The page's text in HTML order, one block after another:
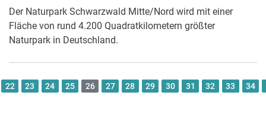
Der Naturpark Schwarzwald Mitte/Nord wird mit einer
Fläche von rund 4.200 Quadratkilometern größter
Naturpark in Deutschland.
22 23 24 25 26 27 28 29 30 31 32 33 34